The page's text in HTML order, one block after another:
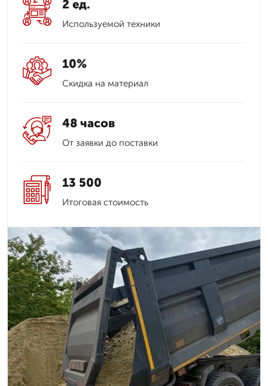
2 ед.
Используемой техники
10%
Скидка на материал
48 часов
От заявки до поставки
13 500
Итоговая стоимость